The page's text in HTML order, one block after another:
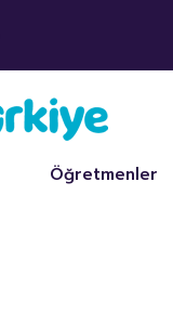
Öğretmenler